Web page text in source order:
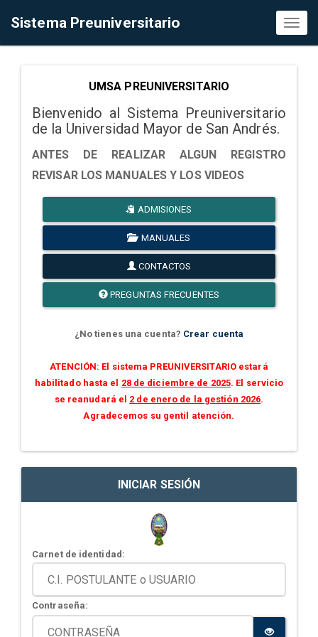
Sistema Preuniversitario
UMSA PREUNIVERSITARIO
Bienvenido al Sistema Preuniversitario
de la Universidad Mayor de San Andrés.
ANTES DE REALIZAR ALGUN REGISTRO
REVISAR LOS MANUALES Y LOS VIDEOS
ADMISIONES
MANUALES
CONTACTOS
PREGUNTAS FRECUENTES
¿No tienes una cuenta? Crear cuenta
ATENCIÓN: El sistema PREUNIVERSITARIO estará
habilitado hasta el 28 de diciembre de 2025. El servicio
se reanudará el 2 de enero de la gestión 2026.
Agradecemos su gentil atención.
INICIAR SESIÓN
Carnet de identidad:
Contraseña: